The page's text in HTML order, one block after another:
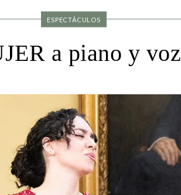
ESPECTÁCULOS
a piano y voz